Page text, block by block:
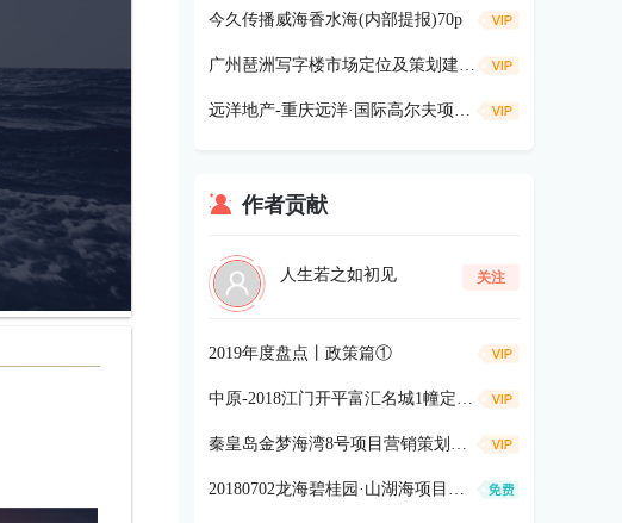
今久传播威海香水海(内部提报)70p
广州琶洲写字楼市场定位及策划建议38p
远洋地产-重庆远洋·国际高尔夫项目定位全案381p
作者贡献
人生若之如初见 关注
2019年度盘点丨政策篇①
中原-2018江门开平富汇名城1幢定价方案
秦皇岛金梦海湾8号项目营销策划方案
20180702龙海碧桂园·山湖海项目价值梳理及营销工作铺排